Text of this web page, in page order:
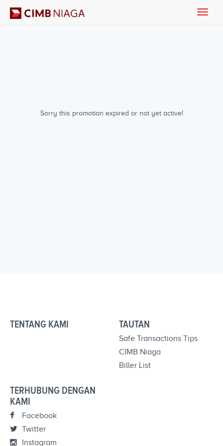
Sorry this promotion expired or not yet active!
Toggle
TENTANG KAMI TAUTAN
Safe Transactions Tips
CIMB Niaga
Biller List
TERHUBUNG DENGAN
KAMI
Facebook
Twitter
Instagram